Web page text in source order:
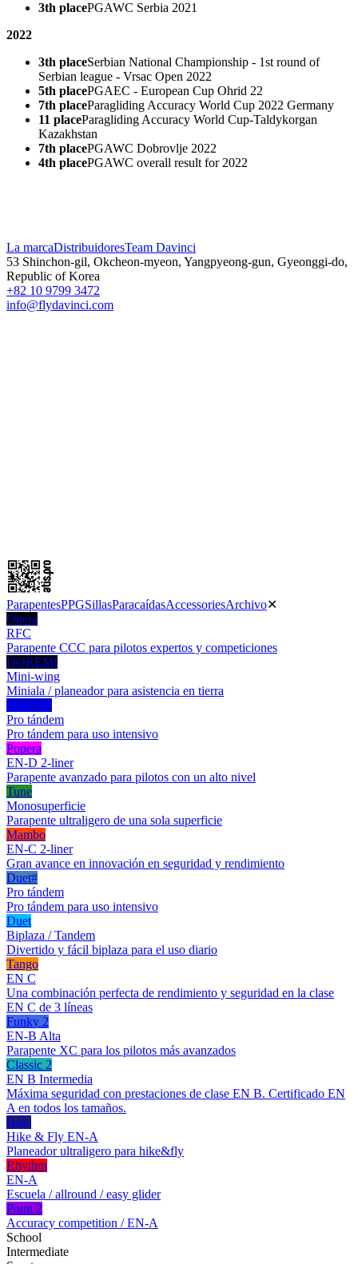
3th placePGAWC Serbia 2021
2022
3th placeSerbian National Championship - 1st round of
Serbian league - Vrsac Open 2022
5th placePGAEC - European Cup Ohrid 22
7th placeParagliding Accuracy World Cup 2022 Germany
11 placeParagliding Accuracy World Cup-Taldykorgan
Kazakhstan
7th placePGAWC Dobrovlje 2022
4th placePGAWC overall result for 2022
La marcaDistribuidoresTeam Davinci
53 Shinchon-gil, Okcheon-myeon, Yangpyeong-gun, Gyeonggi-do,
Republic of Korea
+82 10 9799 3472
info@flydavinci.com
ParapentesPPGSillasParacaídasAccessoriesArchivo✕
Opera
RFC
Parapente CCC para pilotos expertos y competiciones
DOREMI
Mini-wing
Miniala / planeador para asistencia en tierra
Duet Pro
Pro tándem
Pro tándem para uso intensivo
Popera
EN-D 2-liner
Parapente avanzado para pilotos con un alto nivel
Tune
Monosuperficie
Parapente ultraligero de una sola superficie
Mambo
EN-C 2-liner
Gran avance en innovación en seguridad y rendimiento
Duet#
Pro tándem
Pro tándem para uso intensivo
Duet
Biplaza / Tandem
Divertido y fácil biplaza para el uso diario
Tango
EN C
Una combinación perfecta de rendimiento y seguridad en la clase
EN C de 3 líneas
Funky 2
EN-B Alta
Parapente XC para los pilotos más avanzados
Classic 2
EN B Intermedia
Máxima seguridad con prestaciones de clase EN B. Certificado EN
A en todos los tamaños.
Hula
Hike & Fly EN-A
Planeador ultraligero para hike&fly
Rhythm
EN-A
Escuela / allround / easy glider
Point 2
Accuracy competition / EN-A
School
Intermediate